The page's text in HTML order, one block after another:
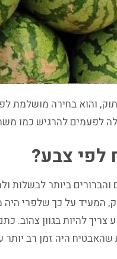
והוא בחירה מושלמת
לפעמים להרגיש כמו
לפי צבע?
ביותר
המעיד על כך שלפרי
להיות בגוון צהוב.
היה זמן רב